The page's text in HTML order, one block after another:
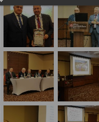
медицина:
медики Сибири»